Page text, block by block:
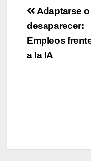
de
entradas
Adaptarse o
desaparecer:
Empleos
a la IA